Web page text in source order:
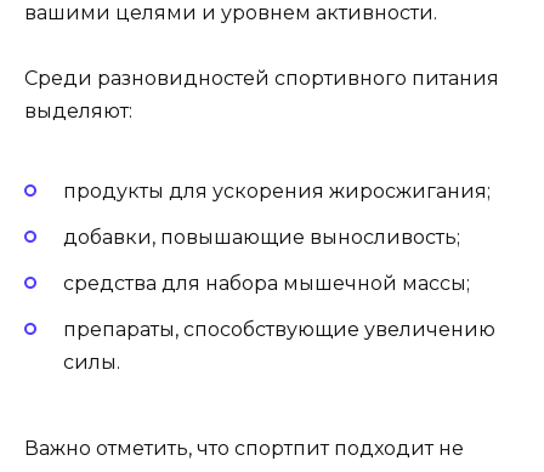
вашими целями и уровнем активности.
Среди разновидностей спортивного питания
выделяют:
продукты для ускорения жиросжигания;
добавки, повышающие выносливость;
средства для набора мышечной массы;
препараты, способствующие увеличению
силы.
Важно отметить, что спортпит подходит не